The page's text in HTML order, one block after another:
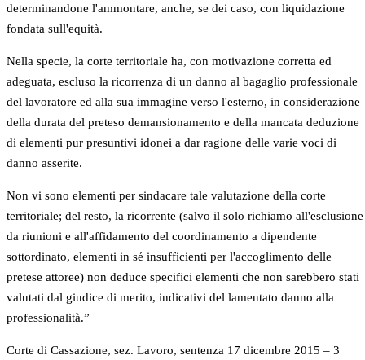
determinandone l'ammontare, anche, se dei caso, con liquidazione
fondata sull'equità.
Nella specie, la corte territoriale ha, con motivazione corretta ed
adeguata, escluso la ricorrenza di un danno al bagaglio professionale
del lavoratore ed alla sua immagine verso l'esterno, in considerazione
della durata del preteso demansionamento e della mancata deduzione
di elementi pur presuntivi idonei a dar ragione delle varie voci di
danno asserite.
Non vi sono elementi per sindacare tale valutazione della corte
territoriale; del resto, la ricorrente (salvo il solo richiamo all'esclusione
da riunioni e all'affidamento del coordinamento a dipendente
sottordinato, elementi in sé insufficienti per l'accoglimento delle
pretese attoree) non deduce specifici elementi che non sarebbero stati
valutati dal giudice di merito, indicativi del lamentato danno alla
professionalità.”
Corte di Cassazione, sez. Lavoro, sentenza 17 dicembre 2015 – 3